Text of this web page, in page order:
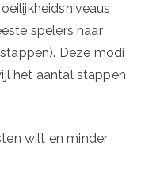
spelers naar
Deze modi
het aantal stappen
wilt en minder